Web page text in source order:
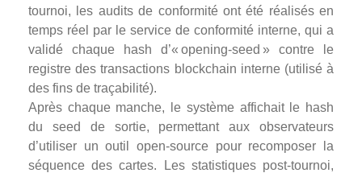
tournoi, les audits de conformité ont été réalisés en
temps réel par le service de conformité interne, qui a
validé chaque hash d’« opening‑seed » contre le
registre des transactions blockchain interne (utilisé à
des fins de traçabilité).
Après chaque manche, le système affichait le hash
du seed de sortie, permettant aux observateurs
d’utiliser un outil open‑source pour recomposer la
séquence des cartes. Les statistiques post‑tournoi,